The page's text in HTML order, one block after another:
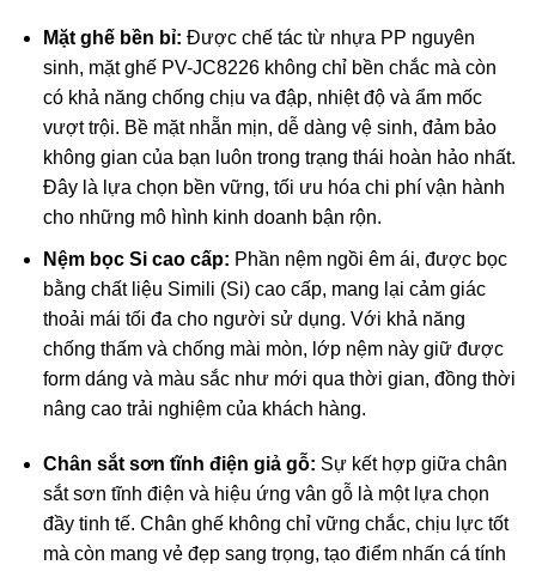
Mặt ghế bền bỉ: Được chế tác từ nhựa PP nguyên
sinh, mặt ghế PV-JC8226 không chỉ bền chắc mà còn
có khả năng chống chịu va đập, nhiệt độ và ẩm mốc
vượt trội. Bề mặt nhẵn mịn, dễ dàng vệ sinh, đảm bảo
không gian của bạn luôn trong trạng thái hoàn hảo nhất.
Đây là lựa chọn bền vững, tối ưu hóa chi phí vận hành
cho những mô hình kinh doanh bận rộn.
Nệm bọc Si cao cấp: Phần nệm ngồi êm ái, được bọc
bằng chất liệu Simili (Si) cao cấp, mang lại cảm giác
thoải mái tối đa cho người sử dụng. Với khả năng
chống thấm và chống mài mòn, lớp nệm này giữ được
form dáng và màu sắc như mới qua thời gian, đồng thời
nâng cao trải nghiệm của khách hàng.
Chân sắt sơn tĩnh điện giả gỗ: Sự kết hợp giữa chân
sắt sơn tĩnh điện và hiệu ứng vân gỗ là một lựa chọn
đầy tinh tế. Chân ghế không chỉ vững chắc, chịu lực tốt
mà còn mang vẻ đẹp sang trọng, tạo điểm nhấn cá tính